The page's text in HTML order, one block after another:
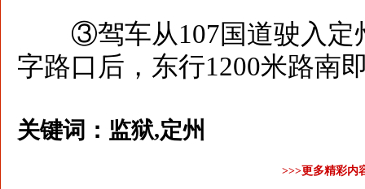
③驾车从107国道驶入定
字路口后，东行1200米路南
关键词： 监狱,定州
>>>更多精彩内